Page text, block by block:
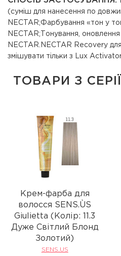
(суміш для нанесення по
NECTAR;Фарбування «тон у
NECTAR;Тонування,
NECTAR.NECTAR Recovery
змішувати тільки з Lux
ТОВАРИ З
Крем-фарба для
волосся SENS.ÙS
Giulietta (Колір: 11.3
Дуже Світлий Блонд
Золотий)
SENS.US